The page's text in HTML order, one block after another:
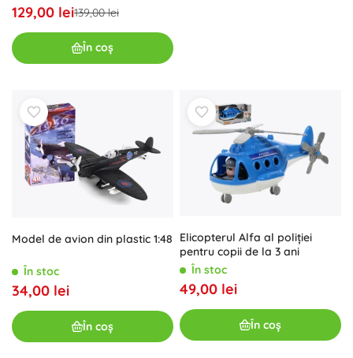
129,00 lei139,00 lei
În coș
Model de avion din plastic 1:48
În stoc
34,00 lei
În coș
Elicopterul Alfa al poliției
pentru copii de la 3 ani
În stoc
49,00 lei
În coș